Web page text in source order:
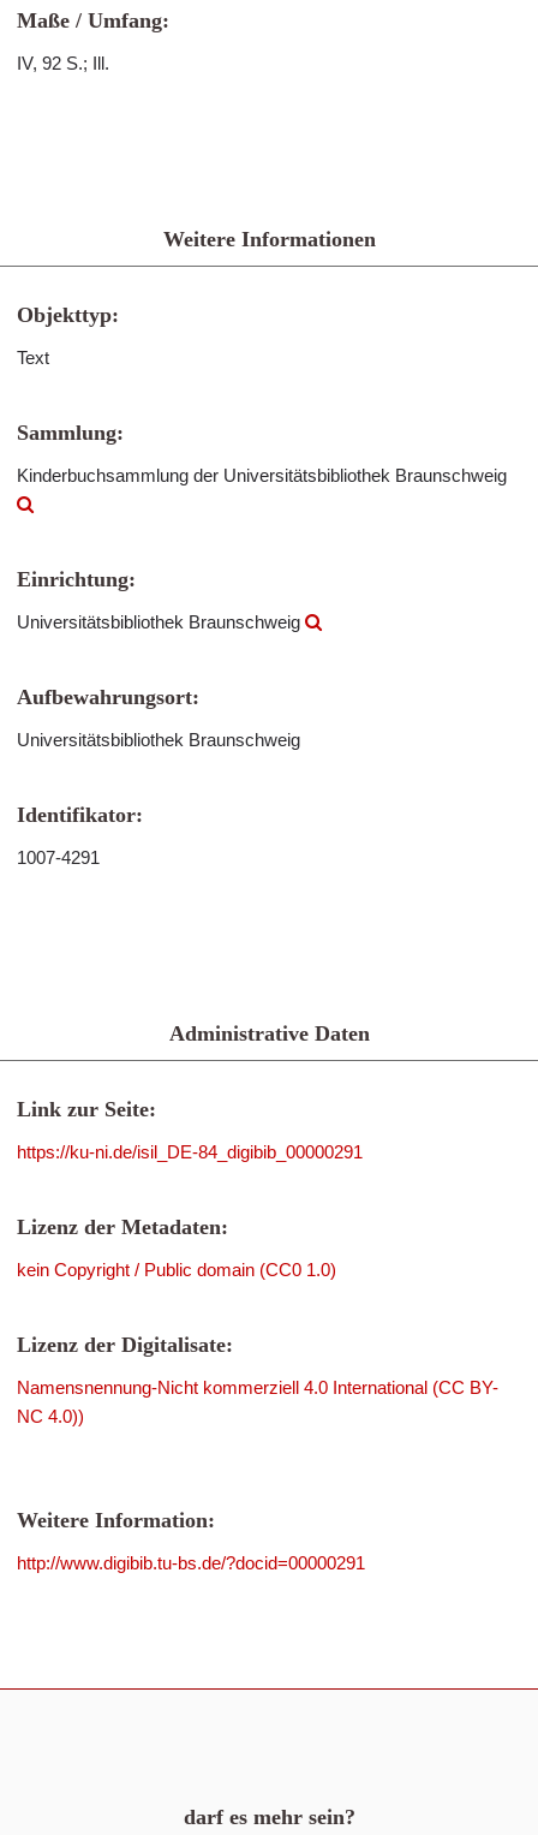
Maße / Umfang:
IV, 92 S.; Ill.
Weitere Informationen
Objekttyp:
Text
Sammlung:
Kinderbuchsammlung der Universitätsbibliothek Braunschweig
Einrichtung:
Universitätsbibliothek Braunschweig
Aufbewahrungsort:
Universitätsbibliothek Braunschweig
Identifikator:
1007-4291
Administrative Daten
Link zur Seite:
https://ku-ni.de/isil_DE-84_digibib_00000291
Lizenz der Metadaten:
kein Copyright / Public domain (CC0 1.0)
Lizenz der Digitalisate:
Namensnennung-Nicht kommerziell 4.0 International (CC BY-
NC 4.0))
Weitere Information:
http://www.digibib.tu-bs.de/?docid=00000291
darf es mehr sein?